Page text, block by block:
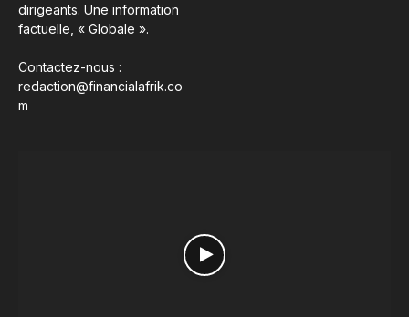
dirigeants. Une information
factuelle, « Globale ».
Contactez-nous :
redaction@financialafrik.co
m